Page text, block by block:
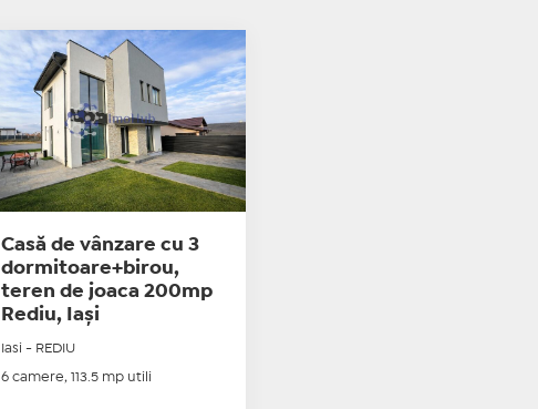
Casă de vânzare cu 3
dormitoare+birou,
teren de joaca 200mp
Rediu, Iași
Iasi - REDIU
6 camere, 113.5 mp utili